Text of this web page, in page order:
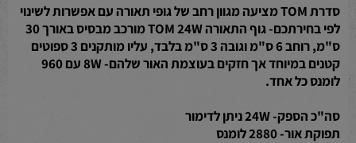
סדרת TOM מציעה מגוון רחב של גופי תאורה עם אפשרות לשינוי
לפי בחירתכם- גוף התאורה TOM 24W מורכב מבסיס באורך 30
ס"מ, רוחב 6 ס"מ וגובה 3 ס"מ בלבד, עליו מותקנים 3 ספוטים
קטנים במיוחד אך חזקים בעוצמת האור שלהם- 8W עם 960
לומנס כל אחד.
סה"כ הספק- 24W ניתן לדימור
תפוקת אור- 2880 לומנס